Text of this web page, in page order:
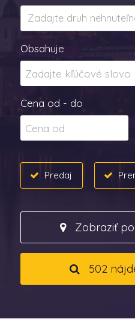
Obsahuje
Cena od - do
Predaj
Zobraziť
502